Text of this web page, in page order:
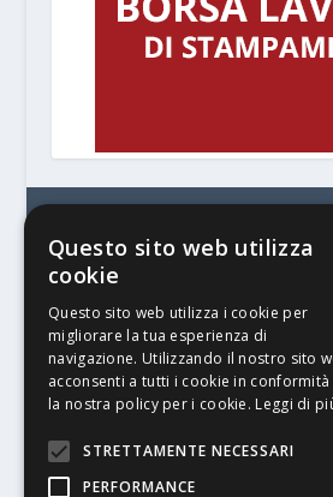
© Stratego Group –
racconta le innovazioni
aziende di stampa e di converting.
riferimento per chi opera in Italia
comunicazione stampata. Oltre ai
propria community diversi servizi
Lavoro, la Print Connection, i Big
Stampamedia.net è una delle
Questo sito web utilizza
cookie
Questo sito web utilizza i cookie per
migliorare la tua esperienza di
navigazione. Utilizzando il nostro sito
acconsenti a tutti i cookie in conformità
la nostra policy per i cookie. Leggi di
STRETTAMENTE NECESSARI
PERFORMANCE